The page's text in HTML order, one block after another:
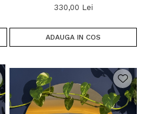
330,00 Lei
ADAUGA IN COS